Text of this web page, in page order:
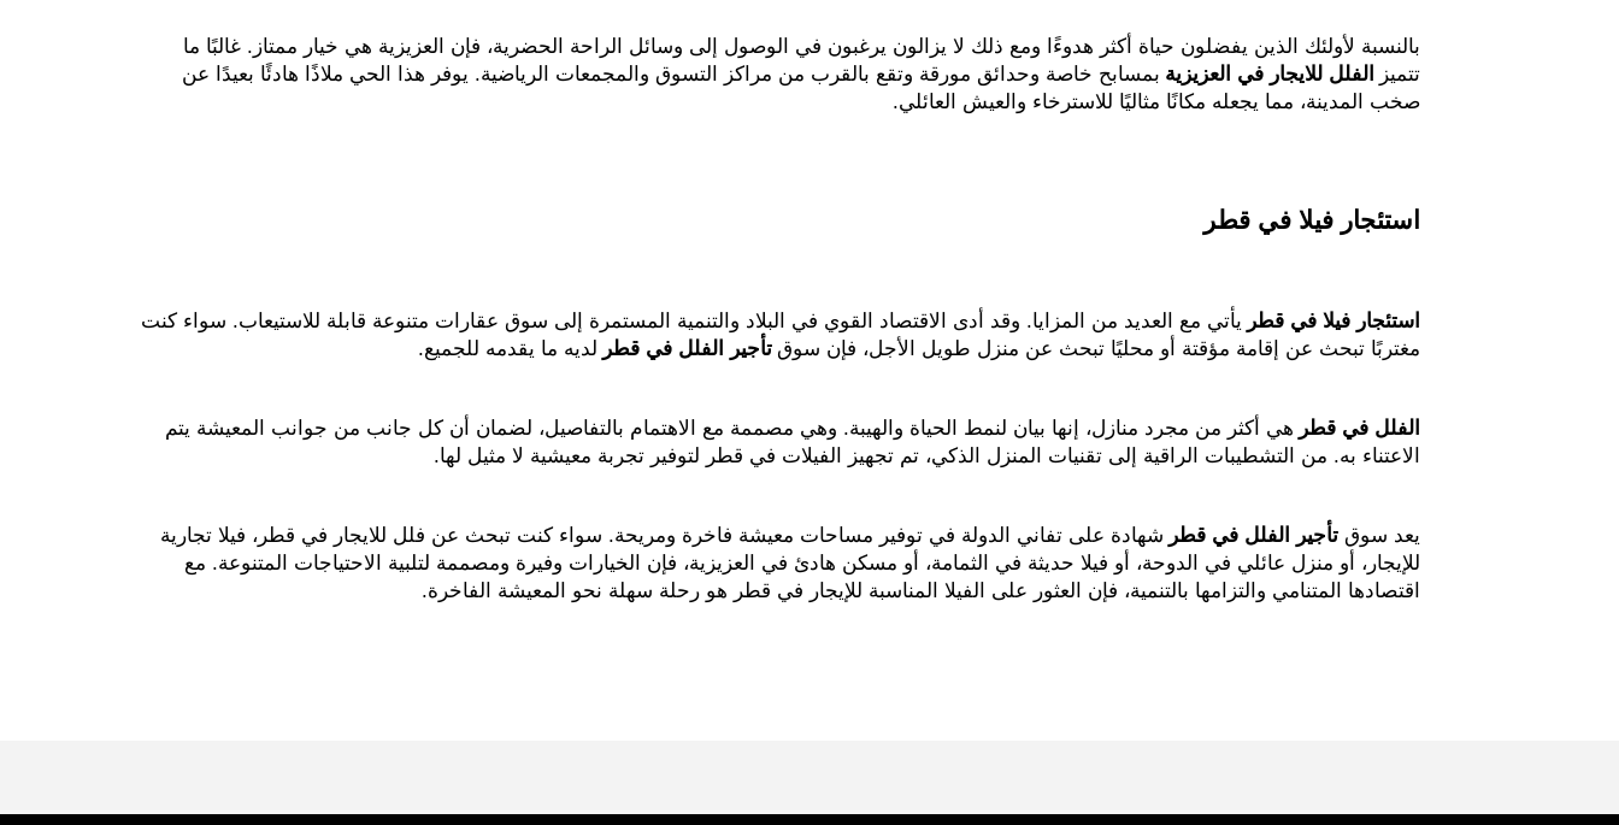
بالنسبة لأولئك الذين يفضلون حياة أكثر هدوءًا ومع ذلك لا يزالون يرغبون في الوصول إلى وسائل الراحة الحضرية، فإن العزيزية هي خيار ممتاز. غالبًا ما
تتميز الفلل للايجار في العزيزية بمسابح خاصة وحدائق مورقة وتقع بالقرب من مراكز التسوق والمجمعات الرياضية. يوفر هذا الحي ملاذًا هادئًا بعيدًا عن
صخب المدينة، مما يجعله مكانًا مثاليًا للاسترخاء والعيش العائلي.
استئجار فيلا في قطر
استئجار فيلا في قطر يأتي مع العديد من المزايا. وقد أدى الاقتصاد القوي في البلاد والتنمية المستمرة إلى سوق عقارات متنوعة قابلة للاستيعاب. سواء كنت
مغتربًا تبحث عن إقامة مؤقتة أو محليًا تبحث عن منزل طويل الأجل، فإن سوق تأجير الفلل في قطر لديه ما يقدمه للجميع.
الفلل في قطر هي أكثر من مجرد منازل، إنها بيان لنمط الحياة والهيبة. وهي مصممة مع الاهتمام بالتفاصيل، لضمان أن كل جانب من جوانب المعيشة يتم
الاعتناء به. من التشطيبات الراقية إلى تقنيات المنزل الذكي، تم تجهيز الفيلات في قطر لتوفير تجربة معيشية لا مثيل لها.
يعد سوق تأجير الفلل في قطر شهادة على تفاني الدولة في توفير مساحات معيشة فاخرة ومريحة. سواء كنت تبحث عن فلل للايجار في قطر، فيلا تجارية
للإيجار، أو منزل عائلي في الدوحة، أو فيلا حديثة في الثمامة، أو مسكن هادئ في العزيزية، فإن الخيارات وفيرة ومصممة لتلبية الاحتياجات المتنوعة. مع
اقتصادها المتنامي والتزامها بالتنمية، فإن العثور على الفيلا المناسبة للإيجار في قطر هو رحلة سهلة نحو المعيشة الفاخرة.